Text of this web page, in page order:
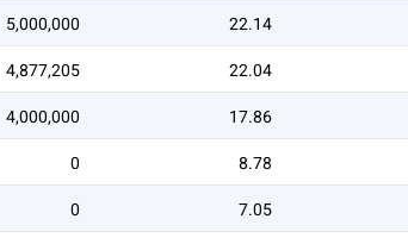
22.14
5,000,000
22.04
4,877,205
17.86
4,000,000
8.78
0
7.05
0